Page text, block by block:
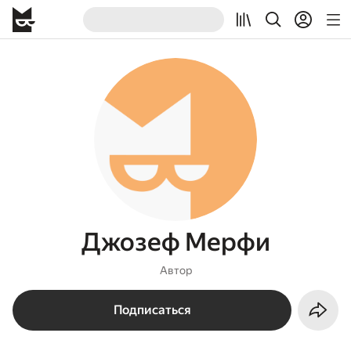
Джозеф Мерфи
Автор
Подписаться